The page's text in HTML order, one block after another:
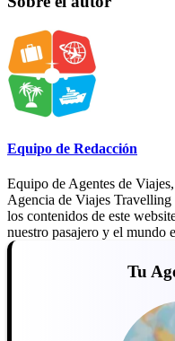
Equipo de Redacción
Equipo de Agentes de
Agencia de Viajes Travelling
los contenidos de este
nuestro pasajero y el mundo
Tu